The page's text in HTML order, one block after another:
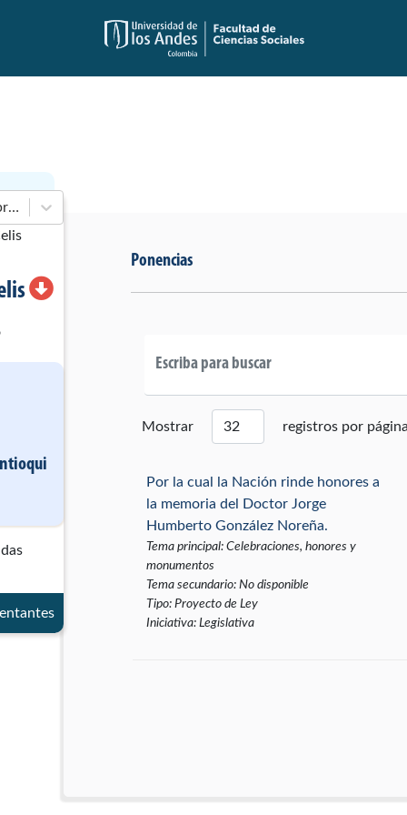
En 1998-2002 de Cámara de Representantes
Ponencias
Mostrar registros por
Por la cual la Nación rinde honores a
la memoria del Doctor Jorge
Humberto González Noreña.
Tema principal: Celebraciones, honores y
monumentos
Tema secundario: No disponible
Tipo: Proyecto de Ley
Iniciativa: Legislativa